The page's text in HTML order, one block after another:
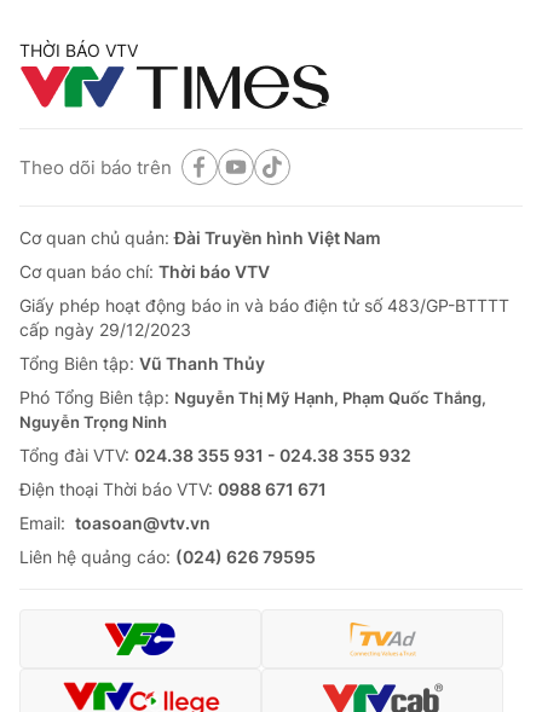
THỜI BÁO VTV
Theo dõi báo trên
Cơ quan chủ quản:Đài Truyền hình Việt Nam
Cơ quan báo chí: Thời báo VTV
Giấy phép hoạt động báo in và báo điện tử số 483/GP-BTTTT
cấp ngày 29/12/2023
Tổng Biên tập: Vũ Thanh Thủy
Phó Tổng Biên tập: Nguyễn Thị Mỹ Hạnh, Phạm Quốc Thắng,
Nguyễn Trọng Ninh
Tổng đài VTV: 024.38 355 931 - 024.38 355 932
Ðiện thoại Thời báo VTV: 0988 671 671
Email: toasoan@vtv.vn
Liên hệ quảng cáo: (024) 626 79595